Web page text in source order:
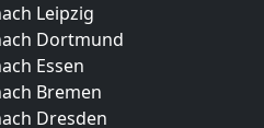
Leipzig
Dortmund
Essen
Bremen
Dresden